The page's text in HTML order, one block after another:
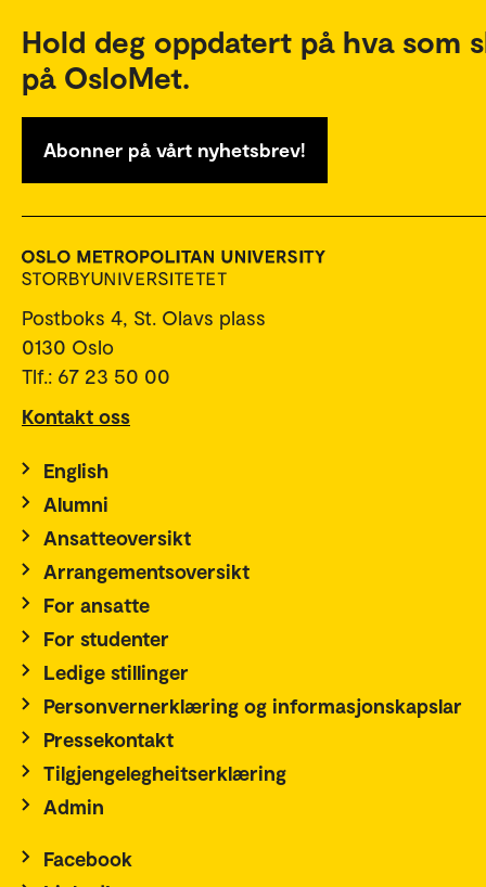
Hold deg oppdatert på hva som
på OsloMet.
Abonner på vårt nyhetsbrev!
Postboks 4, St. Olavs plass
0130 Oslo
Tlf.: 67 23 50 00
Kontakt oss
English
Alumni
Ansatteoversikt
Arrangementsoversikt
For ansatte
For studenter
Ledige stillinger
Personvernerklæring og informasjonskapslar
Pressekontakt
Tilgjengelegheitserklæring
Admin
Facebook